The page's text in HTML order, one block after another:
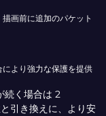
画前に追加のパケット
より強力な保護を提供
続く場合は 2
引き換えに、より安